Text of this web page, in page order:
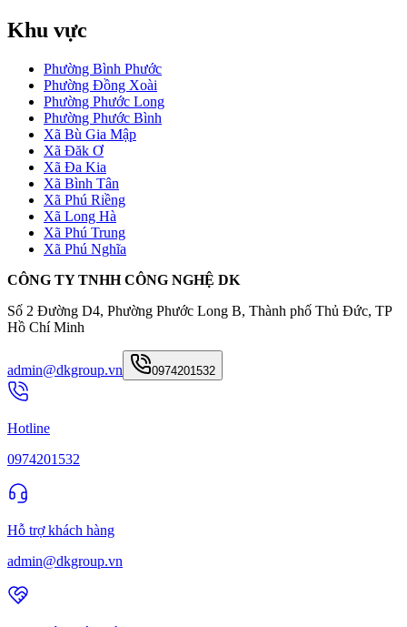
Khu vực
Phường Bình Phước
Phường Đồng Xoài
Phường Phước Long
Phường Phước Bình
Xã Bù Gia Mập
Xã Đăk Ơ
Xã Đa Kia
Xã Bình Tân
Xã Phú Riềng
Xã Long Hà
Xã Phú Trung
Xã Phú Nghĩa
CÔNG TY TNHH CÔNG NGHỆ DK
Số 2 Đường D4, Phường Phước Long B, Thành phố Thủ Đức, TP
Hồ Chí Minh
admin@dkgroup.vn 0974201532
Hotline
0974201532
Hỗ trợ khách hàng
admin@dkgroup.vn